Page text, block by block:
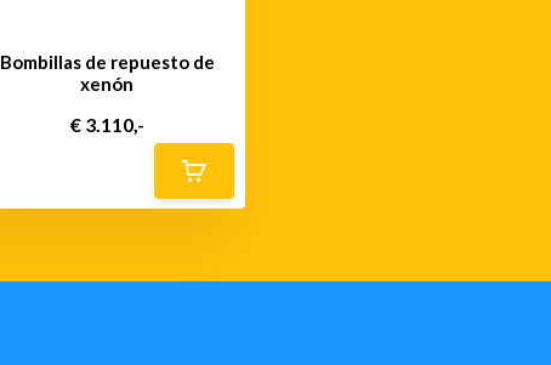
Bombillas de repuesto de
xenón
€ 3.110,-